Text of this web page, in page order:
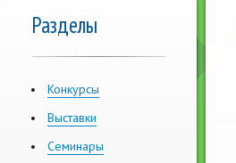
Разделы
Конкурсы
Выставки
Семинары